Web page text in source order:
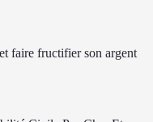
faire fructifier son argent